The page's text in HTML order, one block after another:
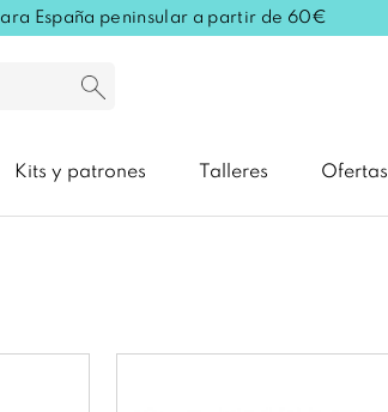
España peninsular a partir de 60€
Kits y patrones Talleres Ofertas